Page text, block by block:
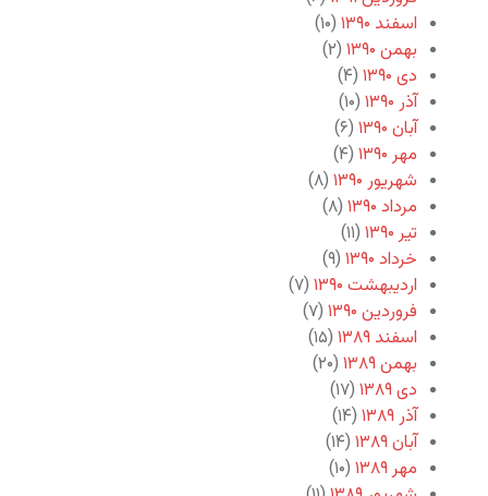
اسفند ۱۳۹۰
(۱۰)
بهمن ۱۳۹۰
(۲)
دی ۱۳۹۰
(۴)
آذر ۱۳۹۰
(۱۰)
آبان ۱۳۹۰
(۶)
مهر ۱۳۹۰
(۴)
شهریور ۱۳۹۰
(۸)
مرداد ۱۳۹۰
(۸)
تیر ۱۳۹۰
(۱۱)
خرداد ۱۳۹۰
(۹)
اردیبهشت ۱۳۹۰
(۷)
فروردین ۱۳۹۰
(۷)
اسفند ۱۳۸۹
(۱۵)
بهمن ۱۳۸۹
(۲۰)
دی ۱۳۸۹
(۱۷)
آذر ۱۳۸۹
(۱۴)
آبان ۱۳۸۹
(۱۴)
مهر ۱۳۸۹
(۱۰)